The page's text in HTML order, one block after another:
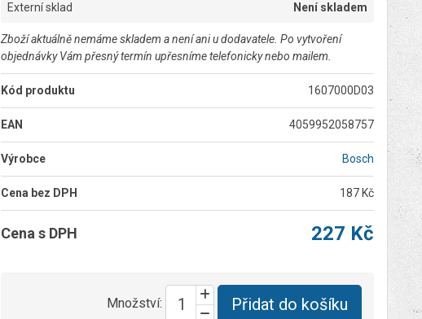
Externí sklad Není skladem
Zboží aktuálně nemáme skladem a není ani u dodavatele. Po vytvoření
objednávky Vám přesný termín upřesníme telefonicky nebo mailem.
Kód produktu 1607000D03
EAN 4059952058757
Výrobce Bosch
Cena bez DPH 187 Kč
Cena s DPH 227 Kč
Množství: Přidat do košíku